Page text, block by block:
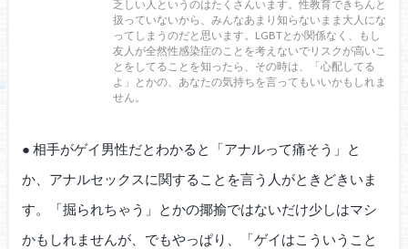
乏しい人というのはたくさんいます。性教育できちんと
扱っていないから、みんなあまり知らないまま大人にな
ってしまうのだと思います。LGBTとか関係なく、もし
友人が全然性感染症のことを考えないでリスクが高いこ
とをしてることを知ったら、その時は、「心配してる
よ」とかの、あなたの気持ちを言ってもいいかもしれま
せん。
● 相手がゲイ男性だとわかると「アナルって痛そう」と
か、アナルセックスに関することを言う人がときどきいま
す。「掘られちゃう」とかの揶揄ではないだけ少しはマシ
かもしれませんが、でもやっぱり、「ゲイはこういうこと